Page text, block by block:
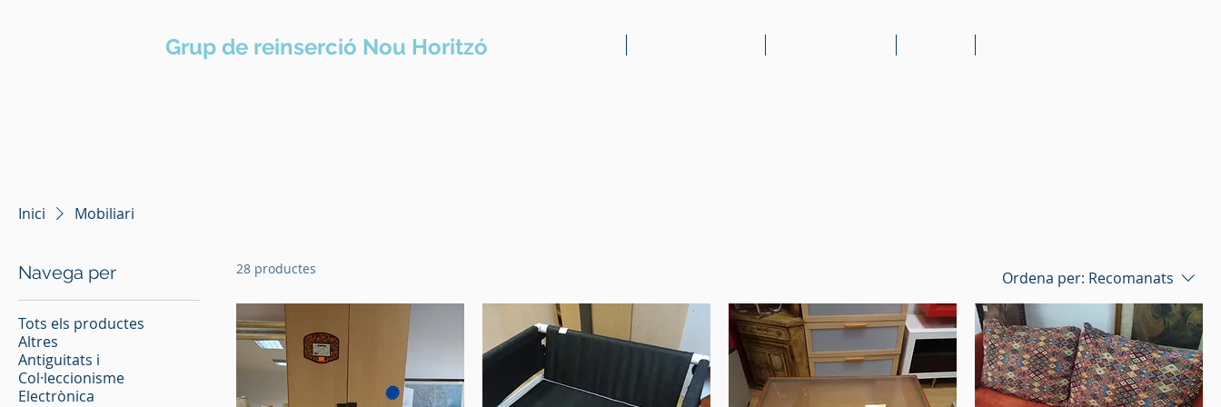
Grup de reinserció Nou Horitzó
Inici Mobiliari
Navega per
Tots els productes
Altres
Antiguitats i
Col·leccionisme
Electrònica
28 productes Ordena per: Recomanats